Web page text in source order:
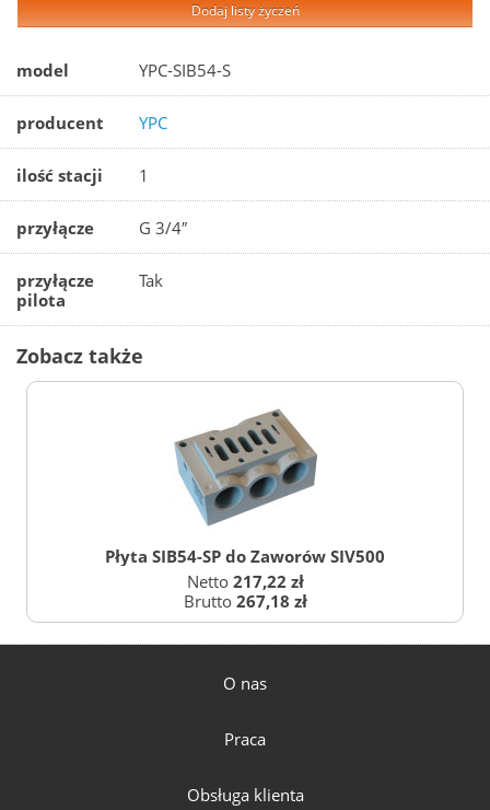
Dodaj listy życzeń
model YPC-SIB54-S
producent YPC
ilość stacji 1
przyłącze G 3/4″
przyłącze
pilota
Tak
Zobacz także
Płyta SIB54-SP do Zaworów SIV500
Netto 217,22 zł
Brutto 267,18 zł
O nas
Praca
Obsługa klienta